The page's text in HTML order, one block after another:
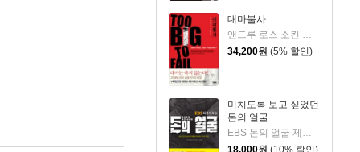
대마불사
앤드루 로스 소킨 저/노 다니엘 역
34,200원 (5% 할인)
미치도록 보고 싶었던
돈의 얼굴
EBS 돈의 얼굴 제작진,조현영 저/최상엽 감수
18,000원 (10% 할인)